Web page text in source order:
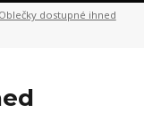
Oblečky dostupné ihned